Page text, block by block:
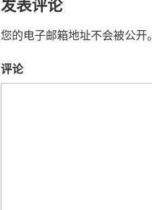
您的电子邮箱地址不会被公开。
评论